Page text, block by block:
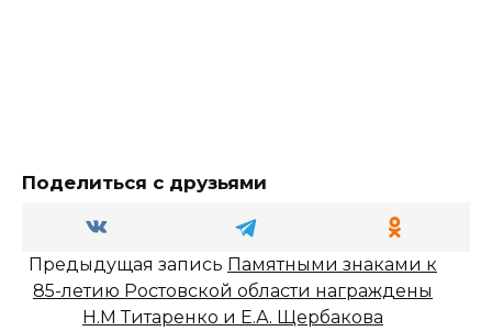
Поделиться с друзьями
Предыдущая запись Памятными знаками к
85-летию Ростовской области награждены
Н.М Титаренко и Е.А. Щербакова